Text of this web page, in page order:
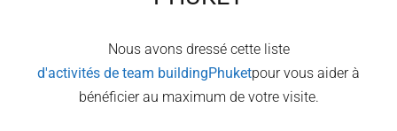
Nous avons dressé cette liste
d'activités de team buildingPhuketpour vous aider à
bénéficier au maximum de votre visite.